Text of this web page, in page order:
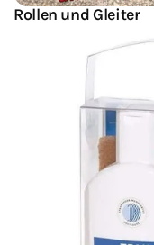
Rollen und Gleiter